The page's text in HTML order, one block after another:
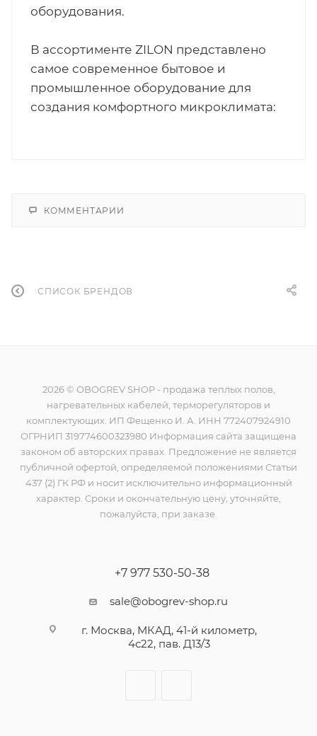
оборудования.
В ассортименте ZILON представлено
самое современное бытовое и
промышленное оборудование для
создания комфортного микроклимата:
КОММЕНТАРИИ
СПИСОК БРЕНДОВ
2026 © OBOGREV SHOP - продажа теплых полов,
нагревательных кабелей, терморегуляторов и
комплектующих. ИП Фещенко И. А. ИНН 772407924910
ОГРНИП 319774600323980 Информация сайта защищена
законом об авторских правах. Предложение не является
публичной офертой, определяемой положениями Статьи
437 (2) ГК РФ и носит исключительно информационный
характер. Сроки и окончательную цену, уточняйте,
пожалуйста, при заказе.
+7 977 530-50-38
sale@obogrev-shop.ru
г. Москва, МКАД, 41-й километр,
4с22, пав. Д13/3